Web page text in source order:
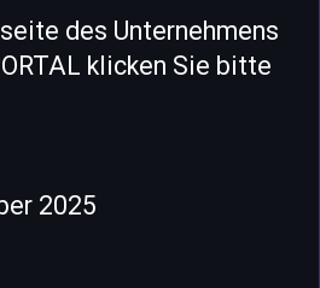
des Unternehmens
klicken Sie bitte
2025